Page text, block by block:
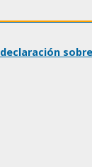
declaración